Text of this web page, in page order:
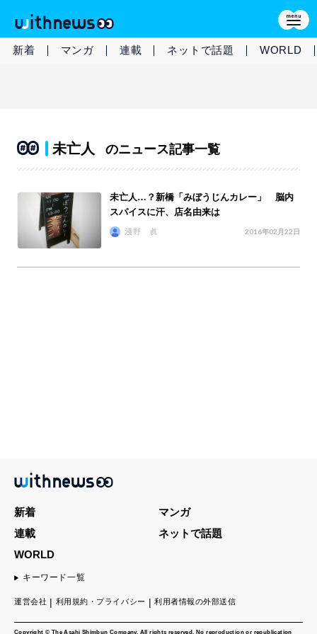
新着 マンガ 連載 ネットで話題 WORLD
未亡人 のニュース記事一覧
未亡人…？新橋「みぼうじんカレー」 脳内
スパイスに汗、店名由来は
淺野 眞 2016年02月22日
Copyright © The Asahi Shimbun Company. All rights reserved. No reproduction or republication
新着
マンガ
連載
ネットで話題
WORLD
キーワード一覧
運営会社 利用規約・プライバシー 利用者情報の外部送信